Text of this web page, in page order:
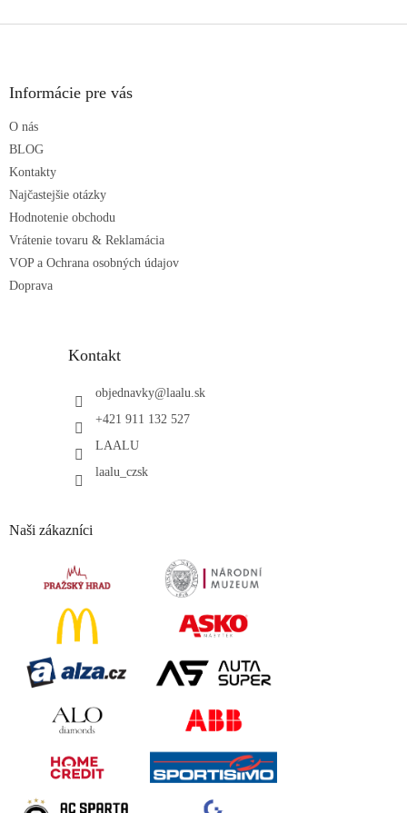
Informácie pre vás
O nás
BLOG
Kontakty
Najčastejšie otázky
Hodnotenie obchodu
Vrátenie tovaru & Reklamácia
VOP a Ochrana osobných údajov
Doprava
Kontakt
objednavky@laalu.sk
+421 911 132 527
LAALU
laalu_czsk
Naši zákazníci